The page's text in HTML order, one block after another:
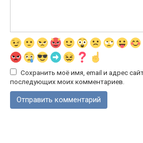
Сохранить моё имя, email и адрес
последующих моих комментариев.